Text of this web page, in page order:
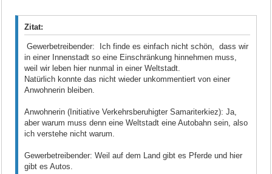
Zitat:
Gewerbetreibender: Ich finde es einfach nicht schön, dass wir
in einer Innenstadt so eine Einschränkung hinnehmen muss,
weil wir leben hier nunmal in einer Weltstadt.
Natürlich konnte das nicht wieder unkommentiert von einer
Anwohnerin bleiben.
Anwohnerin (Initiative Verkehrsberuhigter Samariterkiez): Ja,
aber warum muss denn eine Weltstadt eine Autobahn sein, also
ich verstehe nicht warum.
Gewerbetreibender: Weil auf dem Land gibt es Pferde und hier
gibt es Autos.